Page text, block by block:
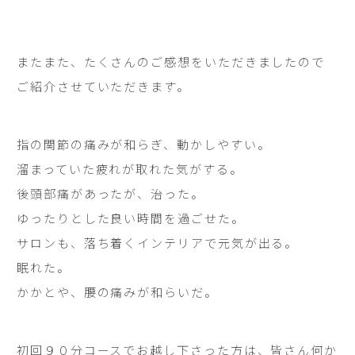
またまた、たくさんのご感想をいただきましたので
ご紹介させていただきます。
指の関節の痛みが和らぎ、動かしやすい。
溜まっていた疲れが取れた気がする。
後頭部痛があったが、治った。
ゆったりとした良い時間を過ごせた。
サロンも、落ち着くインテリアで元気が出る。
眠れた。
かかとや、腰の痛みが和らいだ。
初回９０分コースでお越し下さった方は、皆さん何か